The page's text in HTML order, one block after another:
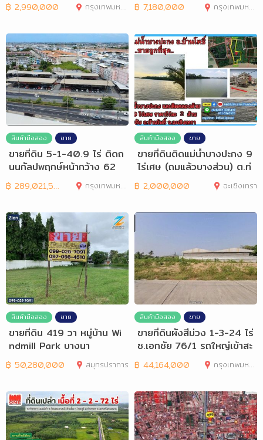
฿ 2,990,000 กรุงเทพมหานคร ฿ 7,180,000 กรุงเทพมหานคร
สินค้ามือสอง ขาย
ขายที่ดิน 5-1-40.9 ไร่ ติดถ
นนกัลปพฤกษ์หน้ากว้าง 62
ม.
฿ 289,021,500 กรุงเทพมหานคร
สินค้ามือสอง ขาย
ขายที่ดินติดแม่น้ำบางปะกง 9
ไร่เศษ (ถมแล้วบางส่วน) ต.ท่
าพลั
฿ 2,000,000 ฉะเชิงเทรา
สินค้ามือสอง ขาย
ขายที่ดิน 419 วา หมู่บ้าน Wi
ndmill Park บางนา
฿ 50,280,000 สมุทรปราการ
สินค้ามือสอง ขาย
ขายที่ดินผังสีม่วง 1-3-24 ไร่
ซ.เอกชัย 76/1 รถใหญ่เข้าสะ
ดวก
฿ 44,164,000 กรุงเทพมหานคร